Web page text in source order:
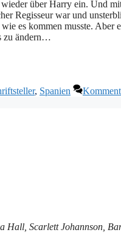
über Harry ein. Und
Regisseur war und
es kommen musste.
zu ändern…
, Spanien
Hall, Scarlett Johannson,